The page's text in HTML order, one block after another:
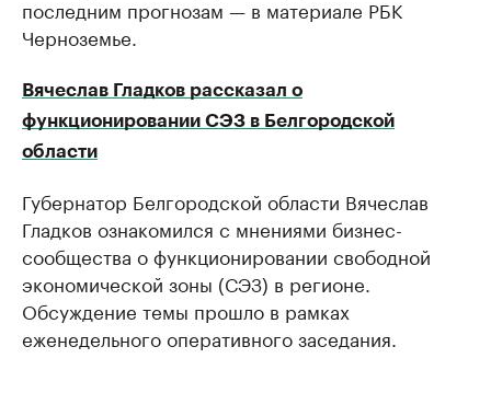
последним прогнозам — в материале РБК
Черноземье.
Вячеслав Гладков рассказал о
функционировании СЭЗ в Белгородской
области
Губернатор Белгородской области Вячеслав
Гладков ознакомился с мнениями бизнес-
сообщества о функционировании свободной
экономической зоны (СЭЗ) в регионе.
Обсуждение темы прошло в рамках
еженедельного оперативного заседания.